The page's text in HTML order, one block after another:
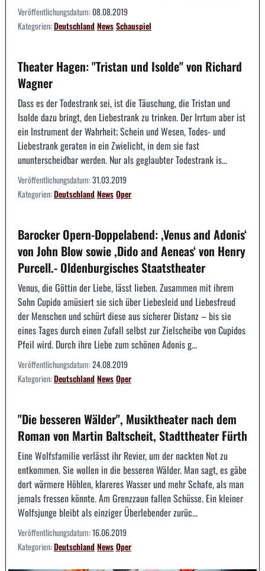
Veröffentlichungsdatum:08.08.2019
Kategorien:DeutschlandNewsSchauspiel
Theater Hagen: "Tristan und Isolde" von Richard
Wagner
Dass es der Todestrank sei, ist die Täuschung, die Tristan und
Isolde dazu bringt, den Liebestrank zu trinken. Der Irrtum aber ist
ein Instrument der Wahrheit; Schein und Wesen, Todes- und
Liebestrank geraten in ein Zwielicht, in dem sie fast
ununterscheidbar werden. Nur als geglaubter Todestrank is...
Veröffentlichungsdatum:31.03.2019
Kategorien:DeutschlandNewsOper
Barocker Opern-Doppelabend: ,Venus and Adonis‘
von John Blow sowie ,Dido and Aeneas‘ von Henry
Purcell.- Oldenburgisches Staatstheater
Venus, die Göttin der Liebe, lässt lieben. Zusammen mit ihrem
Sohn Cupido amüsiert sie sich über Liebesleid und Liebesfreud
der Menschen und schürt diese aus sicherer Distanz – bis sie
eines Tages durch einen Zufall selbst zur Zielscheibe von Cupidos
Pfeil wird. Durch ihre Liebe zum schönen Adonis g...
Veröffentlichungsdatum:24.08.2019
Kategorien:DeutschlandNewsOper
"Die besseren Wälder", Musiktheater nach dem
Roman von Martin Baltscheit, Stadttheater Fürth
Eine Wolfsfamilie verlässt ihr Revier, um der nackten Not zu
entkommen. Sie wollen in die besseren Wälder. Man sagt, es gäbe
dort wärmere Höhlen, klareres Wasser und mehr Schafe, als man
jemals fressen könnte. Am Grenzzaun fallen Schüsse. Ein kleiner
Wolfsjunge bleibt als einziger Überlebender zurüc...
Veröffentlichungsdatum:16.06.2019
Kategorien:DeutschlandNewsOper